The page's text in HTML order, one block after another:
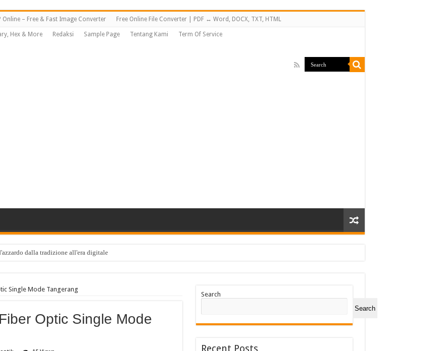
Online – Free & Fast Image Converter Free Online File Converter | PDF ↔ Word, DOCX, TXT, HTML
Hex & More Redaksi Sample Page Tentang Kami Term Of Service
dalla tradizione all'era digitale
Single Mode Tangerang
Optic Single Mode
Search
Search